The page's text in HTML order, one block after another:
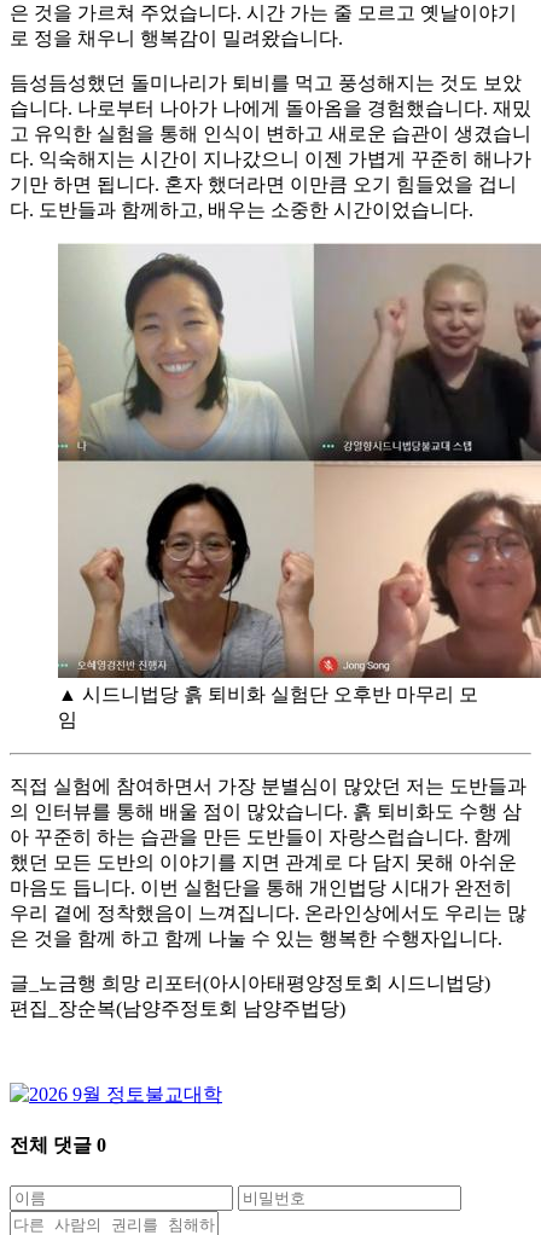
은 것을 가르쳐 주었습니다. 시간 가는 줄 모르고 옛날이야기
로 정을 채우니 행복감이 밀려왔습니다.
듬성듬성했던 돌미나리가 퇴비를 먹고 풍성해지는 것도 보았
습니다. 나로부터 나아가 나에게 돌아옴을 경험했습니다. 재밌
고 유익한 실험을 통해 인식이 변하고 새로운 습관이 생겼습니
다. 익숙해지는 시간이 지나갔으니 이젠 가볍게 꾸준히 해나가
기만 하면 됩니다. 혼자 했더라면 이만큼 오기 힘들었을 겁니
다. 도반들과 함께하고, 배우는 소중한 시간이었습니다.
▲ 시드니법당 흙 퇴비화 실험단 오후반 마무리 모
임
직접 실험에 참여하면서 가장 분별심이 많았던 저는 도반들과
의 인터뷰를 통해 배울 점이 많았습니다. 흙 퇴비화도 수행 삼
아 꾸준히 하는 습관을 만든 도반들이 자랑스럽습니다. 함께
했던 모든 도반의 이야기를 지면 관계로 다 담지 못해 아쉬운
마음도 듭니다. 이번 실험단을 통해 개인법당 시대가 완전히
우리 곁에 정착했음이 느껴집니다. 온라인상에서도 우리는 많
은 것을 함께 하고 함께 나눌 수 있는 행복한 수행자입니다.
글_노금행 희망 리포터(아시아태평양정토회 시드니법당)
편집_장순복(남양주정토회 남양주법당)
전체 댓글 0